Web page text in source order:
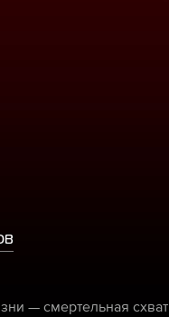
— смертельная